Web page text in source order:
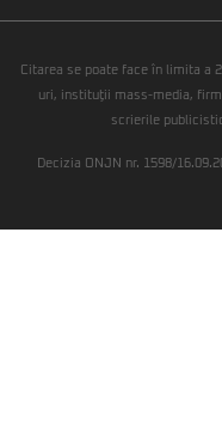
Citarea se poate face în limita a
uri, instituţii mass-media,
scrierile
Decizia ONJN nr. 1598/